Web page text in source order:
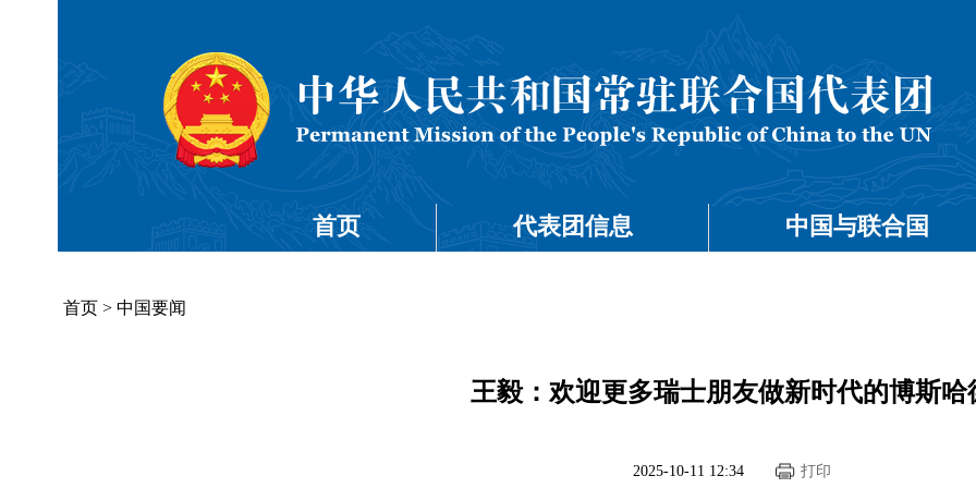
首页 代表团信息 中国与联合国
首页 > 中国要闻
王毅：欢迎更多瑞士朋友做新时代的博斯哈
2025-10-11 12:34 打印